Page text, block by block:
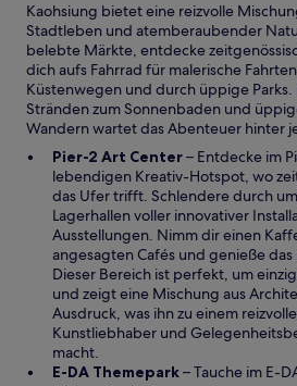
t
e
r
g
e
ö
f
f
n
e
t
Kaohsiung bietet eine reizvolle
Stadtleben und atemberaubender
belebte Märkte, entdecke
dich aufs Fahrrad für malerische
Küstenwegen und durch üppige
Stränden zum Sonnenbaden und
Wandern wartet das Abenteuer hinter
Pier-2 Art CenterW
i
r
d
i
n
e
i
n
e
n
– Entdecke im
lebendigen Kreativ-Hotspot, wo
das Ufer trifft. Schlendere durch
Lagerhallen voller innovativer
Ausstellungen. Nimm dir einen
angesagten Cafés und genieße
Dieser Bereich ist perfekt, um
und zeigt eine Mischung aus
Ausdruck, was ihn zu einem
Kunstliebhaber und
macht.
E-DA ThemeparkW
– Tauche im E-